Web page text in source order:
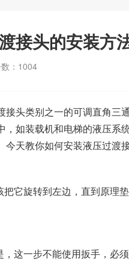
接头的安装方法
： 1004
头类别之一的可调直角三
如装载机和电梯的液压系
天教你如何安装液压过渡接
它旋转到左边，直到原理
一步不能使用扳手，必须